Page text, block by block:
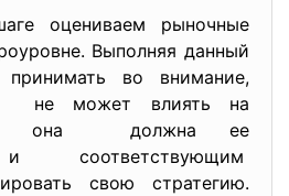
оцениваем рыночные
Выполняя данный
во внимание,
не может влиять на
но она должна ее
соответствующим
свою стратегию.